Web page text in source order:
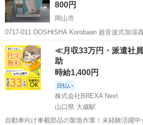
800円
岡山市
0717-011 DOSHISHA Korobaan 超音波式加湿器 【状態】 ・使用に伴
う多少のスレ、キズ、落としきれない汚れな
地でご確認ください ・お値引きは出来かねま
岡山 岡山市 季節、空調家電 現地
≪月収33万円・派遣社
助
時給1,400円
日払い
株式会社BREXA Next
山口県 大歳駅
自動車向け車載部品の製造作業！未経験活躍